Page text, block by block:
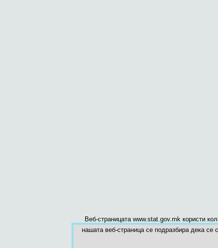
Веб-страницата www.stat.gov.mk користи
нашата веб-страница се подразбира дека се